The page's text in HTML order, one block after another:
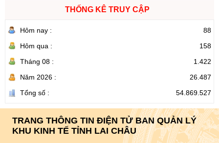
THỐNG KÊ TRUY CẬP
Hôm nay :
88
Hôm qua :
158
Tháng 08 :
1.422
Năm 2026 :
26.487
Tổng số :
54.869.527
TRANG THÔNG TIN ĐIỆN TỬ BAN QUẢN LÝ
KHU KINH TẾ TỈNH LAI CHÂU